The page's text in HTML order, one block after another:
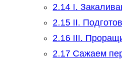
2.14I.
2.15II.
2.16III.
2.17Сажаем